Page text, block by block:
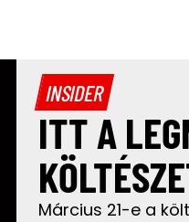
INSIDER
ITT A
Március 21-e a